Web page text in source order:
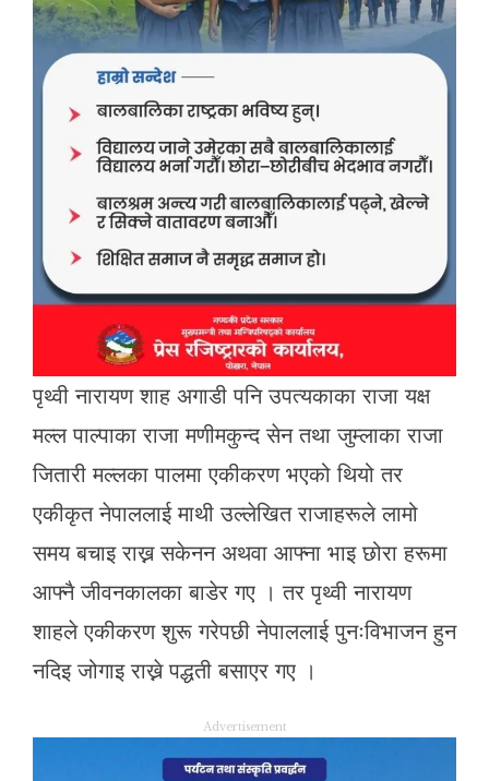
पृथ्वी नारायण शाह अगाडी पनि उपत्यकाका राजा यक्ष
मल्ल पाल्पाका राजा मणीमकुन्द सेन तथा जुम्लाका राजा
जितारी मल्लका पालमा एकीकरण भएको थियो तर
एकीकृत नेपाललाई माथी उल्लेखित राजाहरूले लामो
समय बचाइ राख्न सकेनन अथवा आफ्ना भाइ छोरा हरूमा
आफ्नै जीवनकालका बाडेर गए । तर पृथ्वी नारायण
शाहले एकीकरण शुरू गरेपछी नेपाललाई पुनःविभाजन हुन
नदिइ जोगाइ राख्ने पद्धती बसाएर गए ।
Advertisement